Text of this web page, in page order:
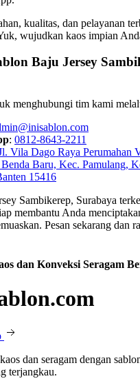
kualitas, dan pelayanan
wujudkan kaos impian
Baju Jersey
menghubungi tim kami
: 0812-8643-2211
Vila Dago Raya Perumahan
Baru, Kec. Pamulang,
15416
Sambikerep, Surabaya
membantu Anda
Pesan sekarang dan
dan Konveksi Seragam
dan seragam dengan
terjangkau.